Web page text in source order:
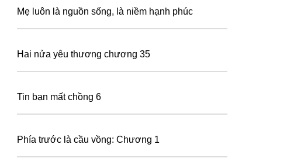
Mẹ luôn là nguồn sống, là niềm hạnh phúc
Hai nửa yêu thương chương 35
Tin bạn mất chồng 6
Phía trước là cầu vồng: Chương 1